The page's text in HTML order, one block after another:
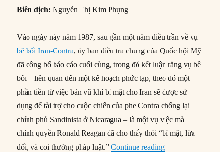
Biên dịch:Nguyễn Thị Kim Phụng
Vào ngày này năm 1987, sau gần một năm điều trần về vụ
bê bối Iran-Contra, ủy ban điều tra chung của Quốc hội Mỹ
đã công bố báo cáo cuối cùng, trong đó kết luận rằng vụ bê
bối – liên quan đến một kế hoạch phức tạp, theo đó một
phần tiền từ việc bán vũ khí bí mật cho Iran sẽ được sử
dụng để tài trợ cho cuộc chiến của phe Contra chống lại
chính phủ Sandinista ở Nicaragua – là một vụ việc mà
chính quyền Ronald Reagan đã cho thấy thói “bí mật, lừa
dối, và coi thường pháp luật.”Continue reading“18/11/1987: